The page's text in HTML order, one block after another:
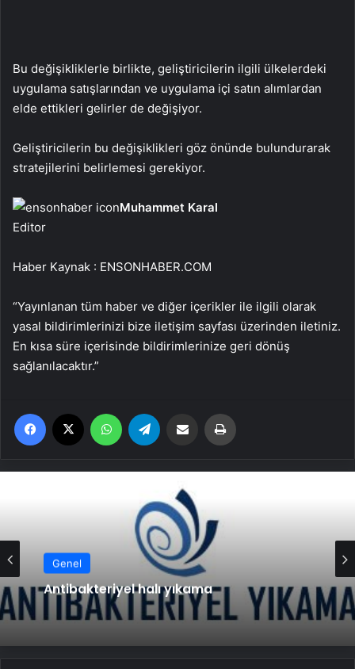
Bu değişikliklerle birlikte, geliştiricilerin ilgili ülkelerdeki
uygulama satışlarından ve uygulama içi satın alımlardan
elde ettikleri gelirler de değişiyor.
Geliştiricilerin bu değişiklikleri göz önünde bulundurarak
stratejilerini belirlemesi gerekiyor.
Muhammet Karal
Editor
Haber Kaynak : ENSONHABER.COM
“Yayınlanan tüm haber ve diğer içerikler ile ilgili olarak
yasal bildirimlerinizi bize iletişim sayfası üzerinden iletiniz.
En kısa süre içerisinde bildirimlerinize geri dönüş
sağlanılacaktır.”
Facebook WhatsApp Email'den paylaş
Genel
Antibakteriyel halı yıkama